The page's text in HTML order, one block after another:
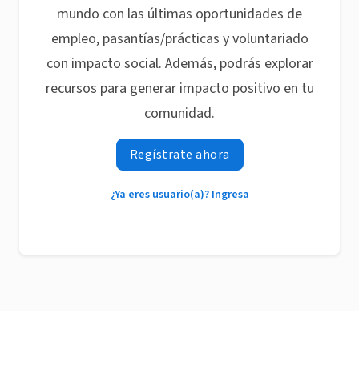
mundo con las últimas oportunidades de
empleo, pasantías/prácticas y voluntariado
con impacto social. Además, podrás explorar
recursos para generar impacto positivo en tu
comunidad.
Regístrate ahora
¿Ya eres usuario(a)? Ingresa